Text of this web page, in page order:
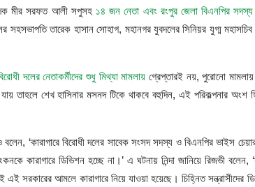
মীর সরফত আলী সপুসহ১৪ জন নেতা এবং রংপুর জেলা বিএনপির সদস্য
তারেক হাসান সোহাগ, মহানগর যুবদলের সিনিয়র যুগ্ম মহাসচিব
দলের নেতাকর্মীদের শুধু মিথ্যা মামলায়গ্রেপ্তারই নয়, পুরোনো মামলায়
তাহলে শেখ হাসিনার মসনদ টিকে থাকবে বহুদিন, এই পরিকল্পনার অংশ
বলেন, ‘কারাগারে বিরোধী দলের সাবেক সংসদ সদস্য ও বিএনপির ভাইস
কারাগারে ডিভিশন হচ্ছে না।’ এ ঘটনায় নিন্দা জানিয়ে রিজভী বলেন,
সরকারের আমলে কারাগারে নিয়ে যাওয়া হয়েছে। চিহ্নিত সন্ত্রাসীদের